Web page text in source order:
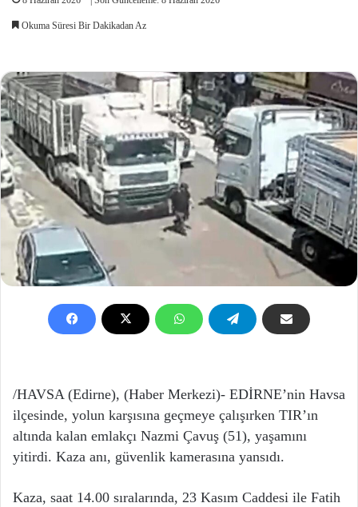
Okuma Süresi Bir Dakikadan Az
/HAVSA (Edirne), (Haber Merkezi)- EDİRNE’nin Havsa
ilçesinde, yolun karşısına geçmeye çalışırken TIR’ın
altında kalan emlakçı Nazmi Çavuş (51), yaşamını
yitirdi. Kaza anı, güvenlik kamerasına yansıdı.
Kaza, saat 14.00 sıralarında, 23 Kasım Caddesi ile Fatih